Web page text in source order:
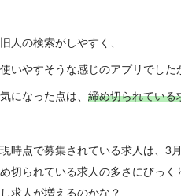
旧人の検索がしやすく、
使いやすそうな感じのアプリでした
気になった点は、 締め切られている
現時点で募集されている求人は、3
め切られている求人の多さにびっ
し求人が増えるのかな？